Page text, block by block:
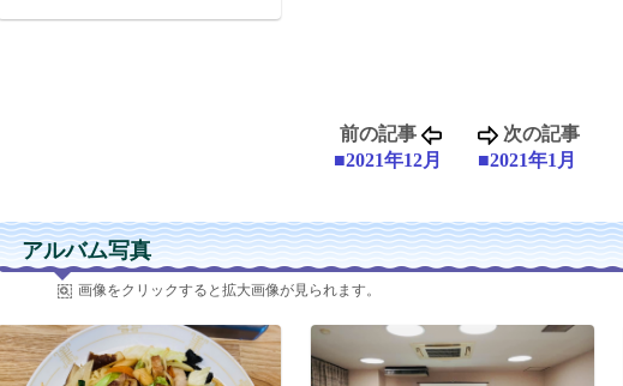
前の記事
■2021年12月
次の記事
■2021年1月
アルバム写真
画像をクリックすると拡大画像が見られます。